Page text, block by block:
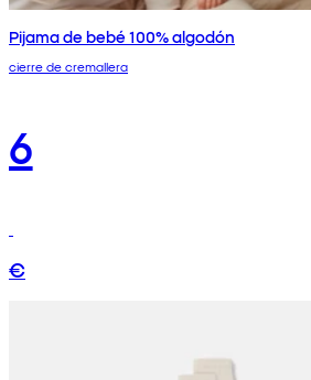
Pijama de bebé 100% algodón
cierre de cremallera
6
€